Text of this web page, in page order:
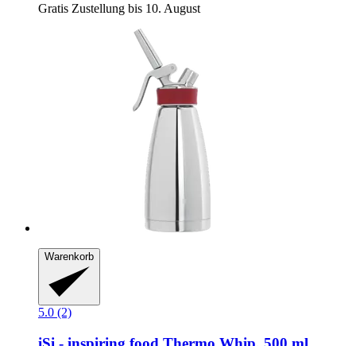
Gratis Zustellung bis 10. August
Warenkorb
5.0 (2)